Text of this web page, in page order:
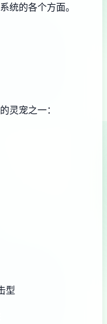
统的各个方面。
灵宠之一：
型